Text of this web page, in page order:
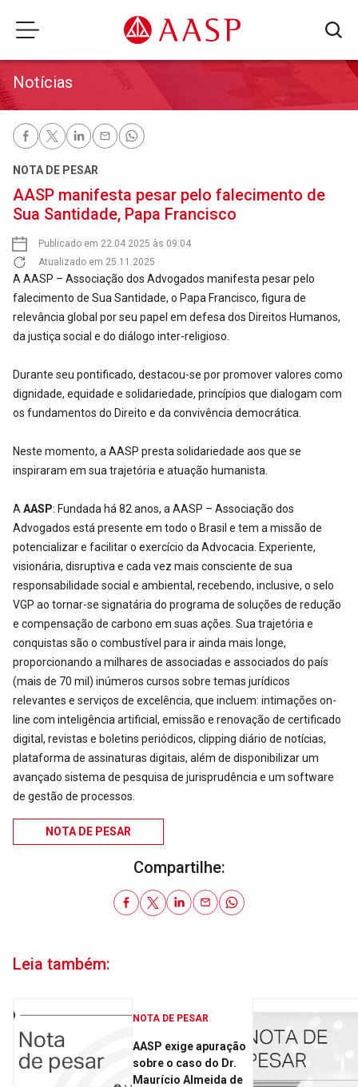
Notícias
NOTA DE PESAR
AASP manifesta pesar pelo falecimento de
Sua Santidade, Papa Francisco
Publicado em 22.04.2025 às 09:04
Atualizado em 25.11.2025
A AASP – Associação dos Advogados manifesta pesar pelo
falecimento de Sua Santidade, o Papa Francisco, figura de
relevância global por seu papel em defesa dos Direitos Humanos,
da justiça social e do diálogo inter-religioso.
Durante seu pontificado, destacou-se por promover valores como
dignidade, equidade e solidariedade, princípios que dialogam com
os fundamentos do Direito e da convivência democrática.
Neste momento, a AASP presta solidariedade aos que se
inspiraram em sua trajetória e atuação humanista.
A AASP: Fundada há 82 anos, a AASP – Associação dos
Advogados está presente em todo o Brasil e tem a missão de
potencializar e facilitar o exercício da Advocacia. Experiente,
visionária, disruptiva e cada vez mais consciente de sua
responsabilidade social e ambiental, recebendo, inclusive, o selo
VGP ao tornar-se signatária do programa de soluções de redução
e compensação de carbono em suas ações. Sua trajetória e
conquistas são o combustível para ir ainda mais longe,
proporcionando a milhares de associadas e associados do país
(mais de 70 mil) inúmeros cursos sobre temas jurídicos
relevantes e serviços de excelência, que incluem: intimações on-
line com inteligência artificial, emissão e renovação de certificado
digital, revistas e boletins periódicos, clipping diário de notícias,
plataforma de assinaturas digitais, além de disponibilizar um
avançado sistema de pesquisa de jurisprudência e um software
de gestão de processos.
NOTA DE PESAR
Compartilhe:
Leia também:
NOTA DE PESAR
AASP exige apuração
sobre o caso do Dr.
Maurício Almeida de